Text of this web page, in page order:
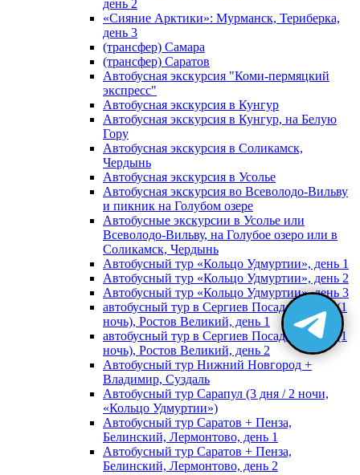
день 2
«Сияние Арктики»: Мурманск, Териберка,
день 3
(трансфер) Самара
(трансфер) Саратов
Автобусная экскурсия "Коми-пермяцкий
экспресс"
Автобусная экскурсия в Кунгур
Автобусная экскурсия в Кунгур, на Белую
Гору
Автобусная экскурсия в Соликамск,
Чердынь
Автобусная экскурсия в Усолье
Автобусная экскурсия во Всеволодо-Вильву
и пикник на Голубом озере
Автобусные экскурсии в Усолье или
Всеволодо-Вильву, на Голубое озеро или в
Соликамск, Чердынь
Автобусный тур «Кольцо Удмуртии», день 1
Автобусный тур «Кольцо Удмуртии», день 2
Автобусный тур «Кольцо Удмуртии», день 3
автобусный тур в Сергиев Посад, Москву (1
ночь), Ростов Великий, день 1
автобусный тур в Сергиев Посад, Москву (1
ночь), Ростов Великий, день 2
Автобусный тур Нижний Новгород +
Владимир, Суздаль
Автобусный тур Сарапул (3 дня / 2 ночи,
«Кольцо Удмуртии»)
Автобусный тур Саратов + Пенза,
Белинский, Лермонтово, день 1
Автобусный тур Саратов + Пенза,
Белинский, Лермонтово, день 2